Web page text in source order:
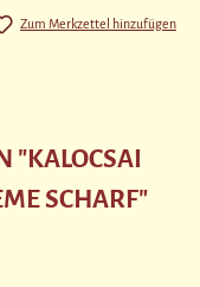
Zum Merkzettel hinzufügen
"KALOCSAI
SCHARF"